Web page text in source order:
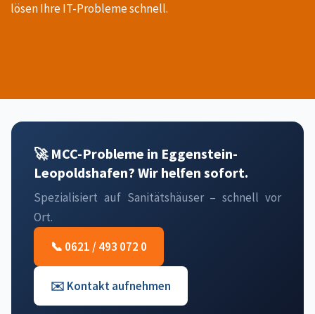
lösen Ihre IT-Probleme schnell.
🚀 MCC-Probleme in Eggenstein-
Leopoldshafen? Wir helfen sofort.
Spezialisiert auf Sanitätshäuser – schnell vor
Ort.
📞 0621 / 493 072 0
✉️ Kontakt aufnehmen